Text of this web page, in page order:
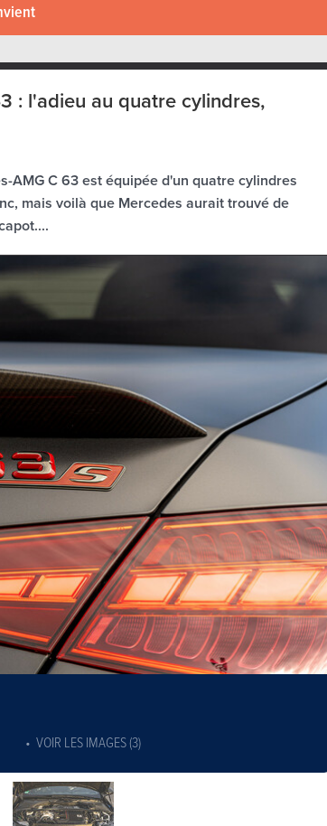
: l'adieu au quatre cylindres,
AMG C 63 est équipée d'un quatre cylindres
mais voilà que Mercedes aurait trouvé de
VOIR LES IMAGES (3)